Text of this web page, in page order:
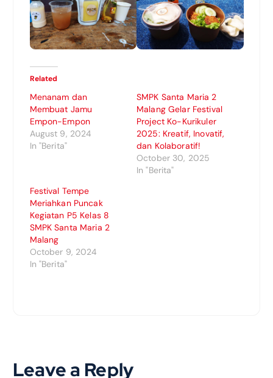
Related
Menanam dan
Membuat Jamu
Empon-Empon
August 9, 2024
In "Berita"
SMPK Santa Maria 2
Malang Gelar Festival
Project Ko-Kurikuler
2025: Kreatif, Inovatif,
dan Kolaboratif!
October 30, 2025
In "Berita"
Festival Tempe
Meriahkan Puncak
Kegiatan P5 Kelas 8
SMPK Santa Maria 2
Malang
October 9, 2024
In "Berita"
Leave a Reply